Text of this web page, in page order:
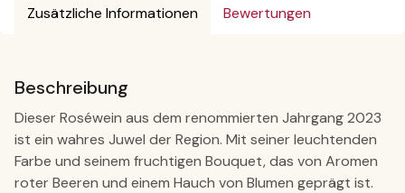
Zusätzliche Informationen Bewertungen
Beschreibung
Dieser Roséwein aus dem renommierten Jahrgang 2023
ist ein wahres Juwel der Region. Mit seiner leuchtenden
Farbe und seinem fruchtigen Bouquet, das von Aromen
roter Beeren und einem Hauch von Blumen geprägt ist.